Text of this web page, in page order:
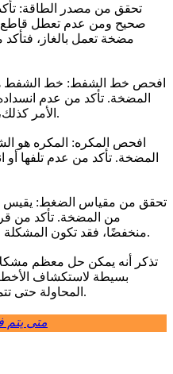
صحيح ومن عدم تعطل قاطع
مضخة تعمل بالغاز،
المضخة. تأكد من عدم
الأمر كذلك، قم بمسح الخط وحاول مرة أخرى.
المضخة. تأكد من عدم تلفها أو
من المضخة. تأكد من
منخفضًا، فقد تكون المشكلة في المكره أو خط الشفط المسدود.
تذكر أنه يمكن حل معظم
بسيطة لاستكشاف
المحاولة حتى تتمكن من تشغيل المضخة مرة أخرى.
متى يتم